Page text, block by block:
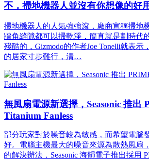
不，掃地機器人並沒有你想像的好
掃地機器人的人氣強強滾，廠商宣稱掃地
牆角縫隙都可以掃乾淨，簡直就是劃時代
殘酷的，Gizmodo的作者Joe Tonelli就表示
的居家寸步難行，清…
無風扇電源新選擇，Seasonic 推出
Titanium Fanless
部分玩家對於噪音較為敏感，而希望電腦
好。電腦主機最大的噪音來源為散熱風扇
的解決辦法，Seasonic 海韻電子推出採用